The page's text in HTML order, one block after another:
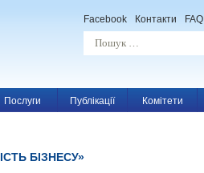
Facebook Контакти FAQ
Послуги Публікації Комітети
БІЗНЕСУ»